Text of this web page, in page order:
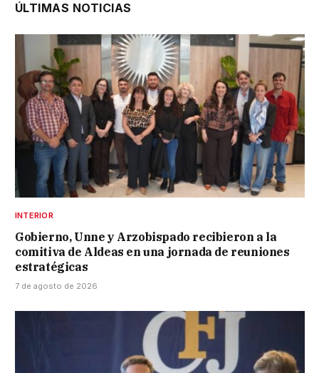
ÚLTIMAS NOTICIAS
INTERIOR
Gobierno, Unne y Arzobispado recibieron a la
comitiva de Aldeas en una jornada de reuniones
estratégicas
7 de agosto de 2026